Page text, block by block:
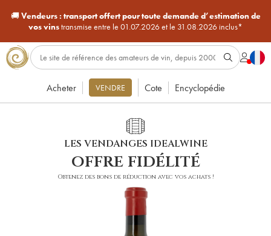
🚚Vendeurs : transport offert pour toute demande d’estimation de
vos vinstransmise entre le 01.07.2026 et le 31.08.2026 inclus*
Acheter VENDRE Cote Encyclopédie
LES VENDANGES IDEALWINE
offre fidélité
Obtenez des bons de réduction avec vos achats !